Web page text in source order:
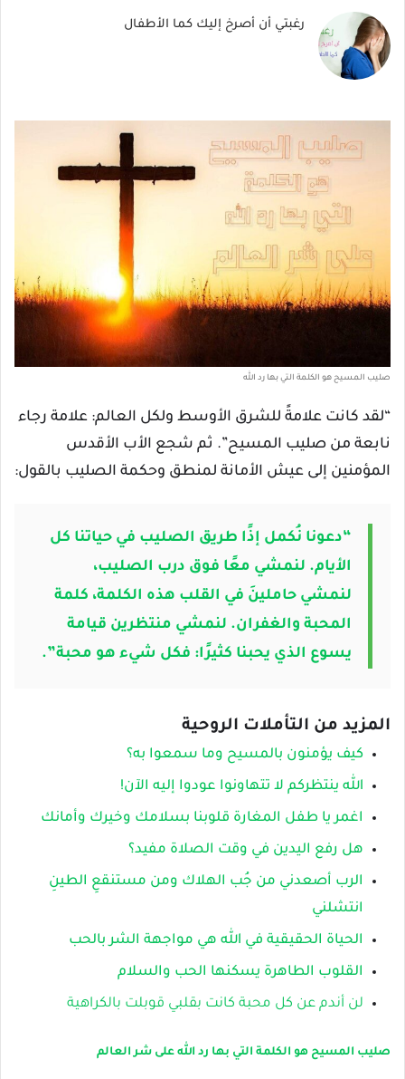
رغبتي أن أصرخ إليك كما الأطفال
صليب المسيح هو الكلمة التي بها رد الله
“لقد كانت علامةً للشرق الأوسط ولكل العالم: علامة رجاء
نابعة من صليب المسيح”. ثم شجع الأب الأقدس
المؤمنين إلى عيش الأمانة لمنطق وحكمة الصليب بالقول:
“دعونا نُكمل إذًا طريق الصليب في حياتنا كل
الأيام. لنمشي معًا فوق درب الصليب،
لنمشي حاملينَ في القلب هذه الكلمة، كلمة
المحبة والغفران. لنمشي منتظرين قيامة
يسوع الذي يحبنا كثيرًا: فكل شيء هو محبة”.
المزيد من التأملات الروحية
كيف يؤمنون بالمسيح وما سمعوا به؟
الله ينتظركم لا تتهاونوا عودوا إليه الآن!
اغمر يا طفل المغارة قلوبنا بسلامك وخيرك وأمانك
هل رفع اليدين في وقت الصلاة مفيد؟
الرب أصعدني من جُب الهلاك ومن مستنقعِ الطينِ
انتشلني
الحياة الحقيقية في الله هي مواجهة الشر بالحب
القلوب الطاهرة يسكنها الحب والسلام
لن أندم عن كل محبة كانت بقلبي قوبلت بالكراهية
صليب المسيح هو الكلمة التي بها رد الله على شر العالم